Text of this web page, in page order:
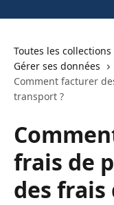
Toutes les collections
Gérer ses données
Comment facturer
transport ?
frais de
des